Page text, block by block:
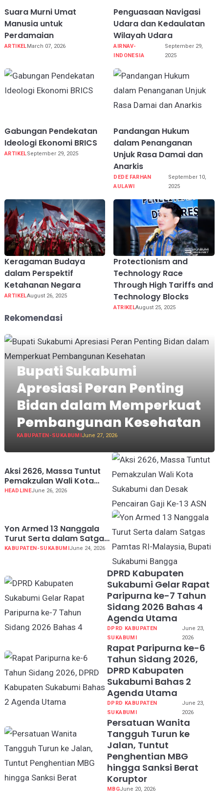
Suara Murni Umat
Manusia untuk
Perdamaian
ARTIKEL March 07, 2026
Penguasaan Navigasi
Udara dan Kedaulatan
Wilayah Udara
AIRNAV-
INDONESIA
September 29,
2025
Gabungan Pendekatan
Ideologi Ekonomi BRICS
ARTIKELSeptember 29, 2025
Pandangan Hukum
dalam Penanganan
Unjuk Rasa Damai dan
Anarkis
DEDE FARHAN
AULAWI
September 10,
2025
Keragaman Budaya
dalam Perspektif
Ketahanan Negara
ARTIKELAugust 26, 2025
Protectionism and
Technology Race
Through High Tariffs and
Technology Blocks
ATRIKELAugust 25, 2025
Rekomendasi
Bupati Sukabumi
Apresiasi Peran Penting
Bidan dalam Memperkuat
Pembangunan Kesehatan
KABUPATEN-SUKABUMIJune 27, 2026
Aksi 2626, Massa Tuntut
Pemakzulan Wali Kota
Sukabumi dan Desak
HEADLINEJune 26, 2026
Yon Armed 13 Nanggala
Turut Serta dalam Satgas
Pamtas RI-Malaysia,
KABUPATEN-SUKABUMI June 24, 2026
DPRD Kabupaten
Sukabumi Gelar Rapat
Paripurna ke-7 Tahun
Sidang 2026 Bahas 4
Agenda Utama
DPRD KABUPATEN
SUKABUMI
June 23,
2026
Rapat Paripurna ke-6
Tahun Sidang 2026,
DPRD Kabupaten
Sukabumi Bahas 2
Agenda Utama
DPRD KABUPATEN
SUKABUMI
June 23,
2026
Persatuan Wanita
Tangguh Turun ke
Jalan, Tuntut
Penghentian MBG
hingga Sanksi Berat
Koruptor
MBGJune 20, 2026